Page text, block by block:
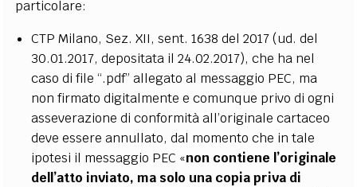
particolare:
CTP Milano, Sez. XII, sent. 1638 del 2017 (ud. del
30.01.2017, depositata il 24.02.2017), che ha nel
caso di file “.pdf” allegato al messaggio PEC, ma
non firmato digitalmente e comunque privo di ogni
asseverazione di conformità all’originale cartaceo
deve essere annullato, dal momento che in tale
ipotesi il messaggio PEC «non contiene l’originale
dell’atto inviato, ma solo una copia priva di